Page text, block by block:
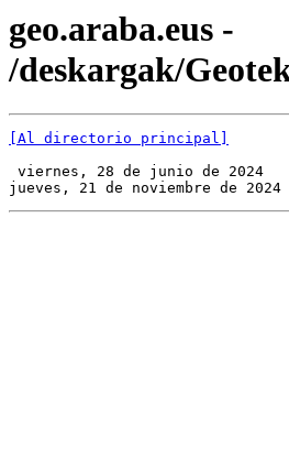
geo.araba.eus -
/deskargak/
[Al directorio principal]
viernes, 28 de junio de
jueves, 21 de noviembre de